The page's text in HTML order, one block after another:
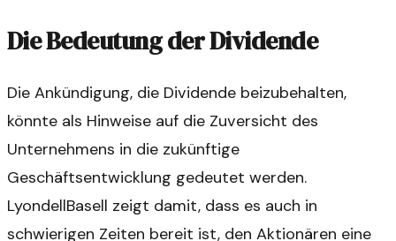
Die Bedeutung der Dividende
Die Ankündigung, die Dividende beizubehalten,
könnte als Hinweise auf die Zuversicht des
Unternehmens in die zukünftige
Geschäftsentwicklung gedeutet werden.
LyondellBasell zeigt damit, dass es auch in
schwierigen Zeiten bereit ist, den Aktionären eine